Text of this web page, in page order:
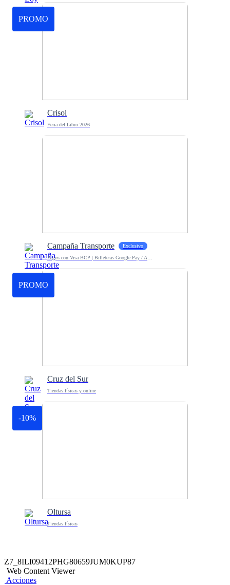
PROMO
Crisol
Feria del Libro 2026
Campaña Transporte Exclusivo
PROMO
Cruz del Sur
Tiendas físicas y online
-10%
Oltursa
Tiendas físicas
Z7_8ILI09412PHG80659JUM0KUP87
Web Content Viewer
Acciones